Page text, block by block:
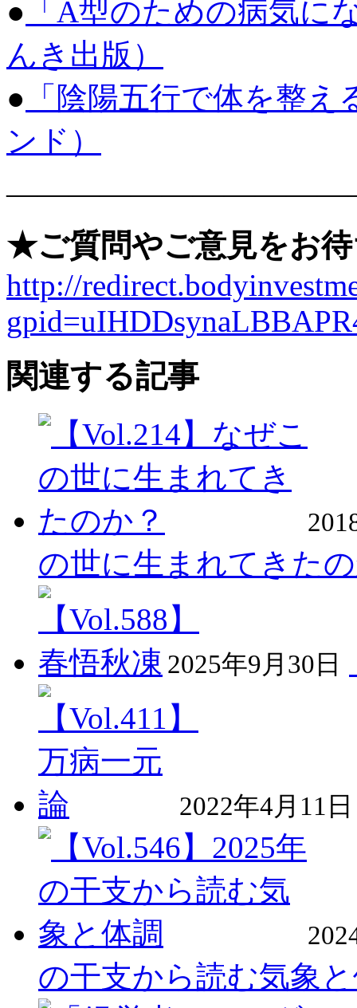
● 「A型のための病気に
んき出版）
● 「陰陽五行で体を整
ンド）
★ご質問やご意見をお
http://
関連する記事
の世に生まれてきた
2025年9月30日
2022年4月11日
の干支から読む気象